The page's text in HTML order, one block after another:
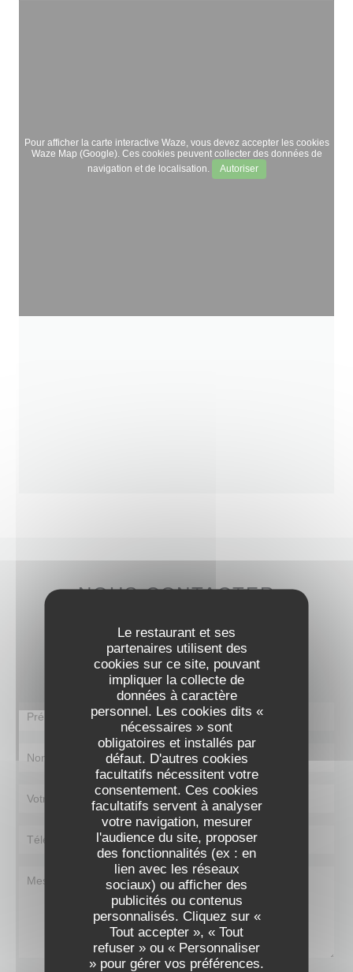
Le restaurant et ses
partenaires utilisent des
cookies sur ce site, pouvant
impliquer la collecte de
données à caractère
personnel. Les cookies dits «
nécessaires » sont
obligatoires et installés par
défaut. D'autres cookies
facultatifs nécessitent votre
consentement. Ces cookies
facultatifs servent à analyser
votre navigation, mesurer
l'audience du site, proposer
des fonctionnalités (ex : en
lien avec les réseaux
sociaux) ou afficher des
publicités ou contenus
personnalisés. Cliquez sur «
Tout accepter », « Tout
refuser » ou « Personnaliser
» pour gérer vos préférences.
Pour afficher la carte interactive Waze, vous devez accepter les cookies
Waze Map (Google). Ces cookies peuvent collecter des données de
navigation et de localisation.
Autoriser
NOUS CONTACTER
Vous désirez nous contacter ?
Remplissez le formulaire ci-dessous !